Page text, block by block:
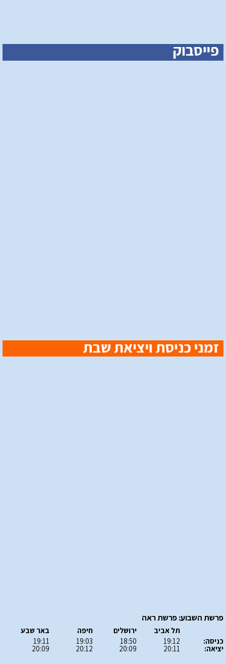
פרשת השבוע: פרשת ראה
כניסה:
יציאה:
תל אביב
19:12
20:11
ירושלים
18:50
20:09
חיפה
19:03
20:12
באר שבע
19:11
20:09